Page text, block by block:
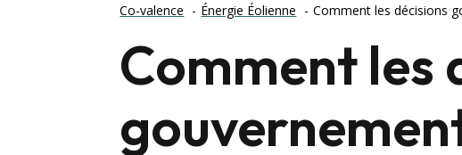
Co-valence Énergie Éolienne Comment les décisions
Comment les